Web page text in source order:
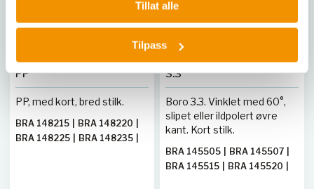
Tillat alle
Tilpass
Trakter, riflet innvendig,
PP
PP, med kort, bred stilk.
BRA 148215 BRA 148220
BRA 148225
BRA 148235
BRAND
Trakter, kort stilk, Boro
3.3
Boro 3.3. Vinklet med 60°,
slipet eller ildpolert øvre
kant. Kort stilk.
BRA 145505 BRA 145507
BRA 145515
BRA 145520